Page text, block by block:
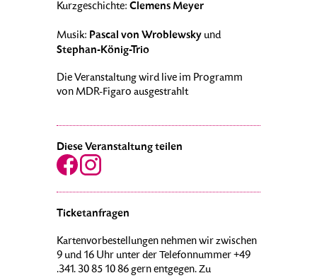
Kurzgeschichte: Clemens Meyer
Musik: Pascal von Wroblewsky und
Stephan-König-Trio
Die Veranstaltung wird live im Programm
von MDR-Figaro ausgestrahlt
Diese Veranstaltung teilen
Ticketanfragen
Kartenvorbestellungen nehmen wir zwischen
9 und 16 Uhr unter der Telefonnummer +49
.341. 30 85 10 86 gern entgegen. Zu